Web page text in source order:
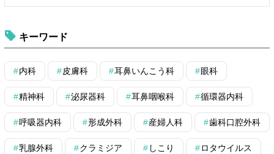
キーワード
内科 皮膚科 耳鼻いんこう科 眼科
精神科 泌尿器科 耳鼻咽喉科 循環器内科
呼吸器内科 形成外科 産婦人科 歯科口腔外科
乳腺外科 クラミジア しこり ロタウイルス